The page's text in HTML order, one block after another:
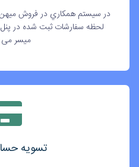
در سيستم همکاري در فروش
لحظه سفارشات ثبت شده در
میسر می
تسویه